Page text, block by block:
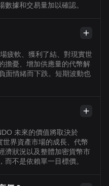
數據和交易量加以確認。
疲軟、獲利了結、對現實世
擔憂、增加供應量的代幣解
面情緒而下跌。短期波動也
未來的價值將取決於
界資產市場的成長、代幣
濟狀況以及整體加密貨幣市
不是依賴單一目標價。